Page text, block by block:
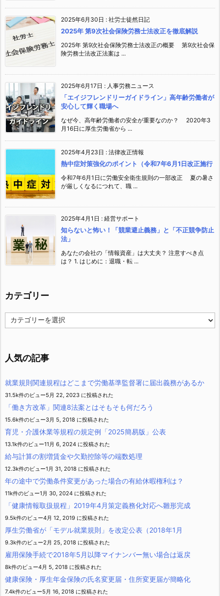
2025年6月30日 : 社労士徒然日記
2025年 第9次社会保険労務士法改正を徹底解説
2025年 第9次社会保険労務士法改正の概要 第9次社会保
険労務士法改正法案は ...
2025年6月17日 : 人事労務ニュース
「エイジフレンドリーガイドライン」高年齢労働者が
安心して輝く職場へ
なぜ今、高年齢労働者の安全が重要なのか？ 2020年3
月16日に厚生労働省から ...
2025年4月23日 : 法律改正情報
熱中症対策強化のポイント（令和7年6月1日改正施行
令和7年6月1日に労働安全衛生規則の一部改正 夏の暑さ
が厳しくなるにつれて、職 ...
2025年4月1日 : 経営サポート
知らないと怖い！「競業避止義務」と「不正競争防止
法」
あなたの会社の「情報資産」は大丈夫？ 注意すべき点
は？ 1. はじめに：退職・転 ...
カテゴリー
テ
ー
人気の記事
就業規則関連規程はどこまで労働基準監督署に届出義務があるか
31.5k件のビュー5月 22, 2023 に投稿された
「働き方改革」関連8法案とはそもそも何だろう
15.6k件のビュー3月 5, 2018 に投稿された
育児・介護休業等規程の規定例「2025簡易版」公表
13.1k件のビュー11月 6, 2024 に投稿された
給与計算の割増賃金や欠勤控除等の端数処理
12.3k件のビュー1月 31, 2018 に投稿された
年の途中で労働条件変更があった場合の有給休暇権利は？
11k件のビュー1月 30, 2024 に投稿された
「健康情報取扱規程」2019年4月策定義務化対応へ雛形完成
9.5k件のビュー4月 12, 2019 に投稿された
厚生労働省が「モデル就業規則」を改定公表（2018年1月
9.3k件のビュー2月 25, 2018 に投稿された
雇用保険手続で2018年5月以降マイナンバー無い場合は返戻
8k件のビュー4月 5, 2018 に投稿された
健康保険・厚生年金保険の氏名変更届・住所変更届が簡略化
7.4k件のビュー5月 16, 2018 に投稿された